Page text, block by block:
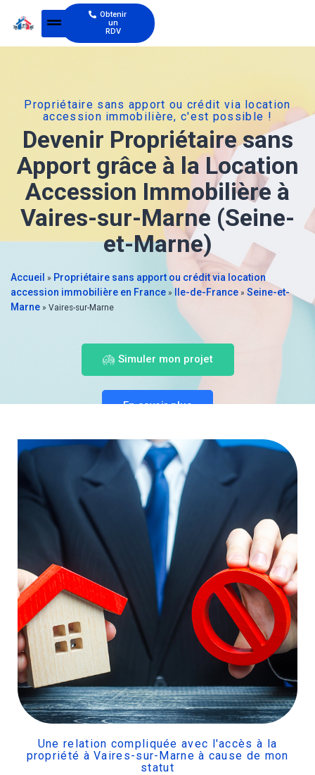
Obtenir
un
RDV
Propriétaire sans apport ou crédit via location
accession immobilière, c'est possible !
Devenir Propriétaire sans
Apport grâce à la Location
Accession Immobilière à
Vaires-sur-Marne (Seine-
et-Marne)
Accueil » Propriétaire sans apport ou crédit via location
accession immobilière en France » Ile-de-France » Seine-et-
Marne » Vaires-sur-Marne
Simuler mon projet
En savoir plus
Une relation compliquée avec l'accès à la
propriété à Vaires-sur-Marne à cause de mon
statut